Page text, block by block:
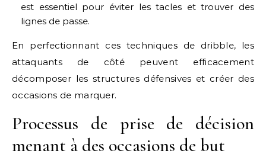
est essentiel pour éviter les tacles et trouver des
lignes de passe.
En perfectionnant ces techniques de dribble, les
attaquants de côté peuvent efficacement
décomposer les structures défensives et créer des
occasions de marquer.
Processus de prise de décision
menant à des occasions de but